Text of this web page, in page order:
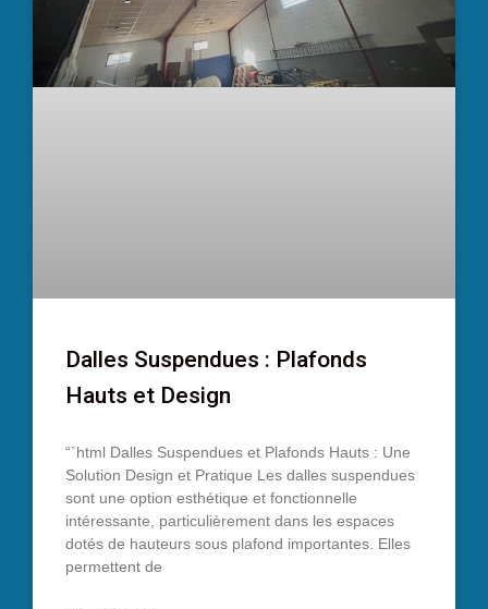
Dalles Suspendues : Plafonds
Hauts et Design
“`html Dalles Suspendues et Plafonds Hauts : Une
Solution Design et Pratique Les dalles suspendues
sont une option esthétique et fonctionnelle
intéressante, particulièrement dans les espaces
dotés de hauteurs sous plafond importantes. Elles
permettent de